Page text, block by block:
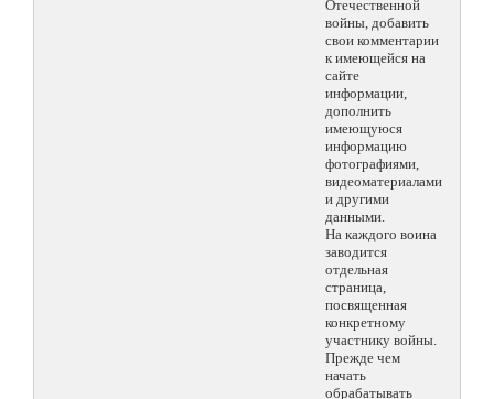
Отечественной
войны, добавить
свои комментарии
к имеющейся на
сайте
информации,
дополнить
имеющуюся
информацию
фотографиями,
видеоматериалами
и другими
данными.
На каждого воина
заводится
отдельная
страница,
посвященная
конкретному
участнику войны.
Прежде чем
начать
обрабатывать